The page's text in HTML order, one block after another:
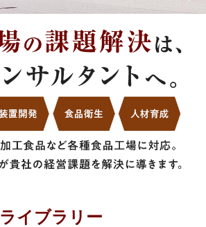
ライブラリー